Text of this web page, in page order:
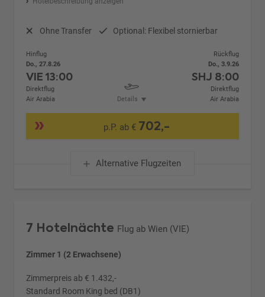
Ohne Transfer Optional: Flexibel stornierbar
Hinflug
Do., 27.8.26
VIE13:00
Direktflug
Air Arabia
Details
Rückflug
Do., 3.9.26
SHJ 8:00
Direktflug
Air Arabia
p.P. ab € 702,-
Alternative Flugzeiten
7 Hotelnächte Flug ab Wien (VIE)
Zimmer 1 (2 Erwachsene)
Zimmerpreis ab € 1.432,-
Standard Room King bed (DB1)